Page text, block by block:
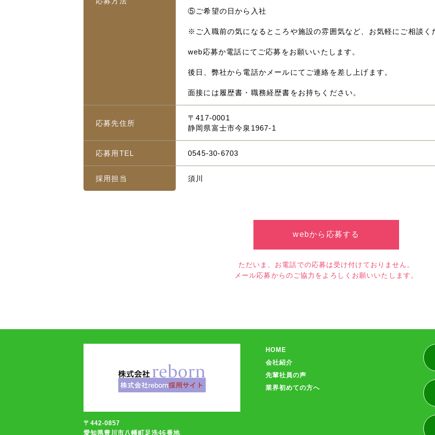
⑤ご希望の日から入社
※ご入職前の気になるところや施設の雰囲気など、お気軽にご相談く
web応募か電話にてご応募をお願いいたします。
後日、弊社から電話かメールにてご連絡を差し上げます。
面接には履歴書・職務経歴書をお持ちください。
応募先住所
〒417-0001
静岡県富士市今泉1967-1
応募用TEL 0545-30-6703
採用担当 須川
webから応募する
ただいま、お電話での応募は受け付けておりません。
メール応募からのご協力をよろしくお願いいたします。
〒442-0857
愛知県豊川市八幡町足洗46番地
HOME
会社紹介
先輩社員の声
業界初めての方へ